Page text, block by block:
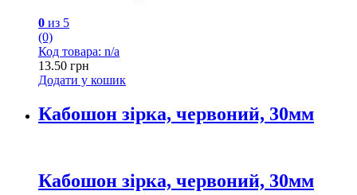
0 из 5
(0)
Код товара: n/a
13.50 грн
Додати у кошик
Кабошон зірка, червоний, 30мм
Кабошон зірка, червоний, 30мм